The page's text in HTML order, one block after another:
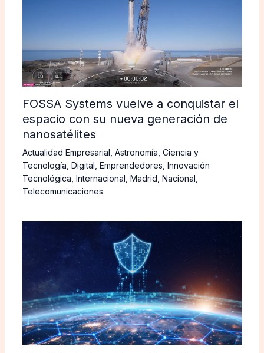
FOSSA Systems vuelve a conquistar el
espacio con su nueva generación de
nanosatélites
Actualidad Empresarial Astronomía Ciencia y
Tecnología Digital Emprendedores Innovación
Tecnológica Internacional Madrid Nacional
Telecomunicaciones